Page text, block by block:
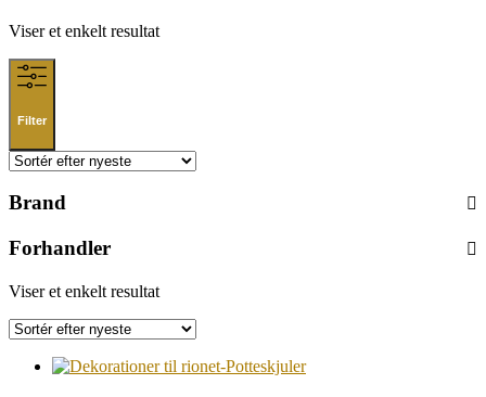
Viser et enkelt resultat
Filter
Brand
Forhandler
Viser et enkelt resultat